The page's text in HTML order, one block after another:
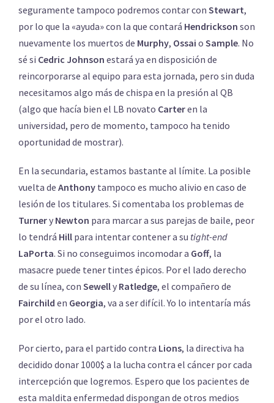
seguramente tampoco podremos contar con Stewart,
por lo que la «ayuda» con la que contará Hendrickson son
nuevamente los muertos de Murphy, Ossai o Sample. No
sé si Cedric Johnson estará ya en disposición de
reincorporarse al equipo para esta jornada, pero sin duda
necesitamos algo más de chispa en la presión al QB
(algo que hacía bien el LB novato Carteren la
universidad, pero de momento, tampoco ha tenido
oportunidad de mostrar).
En la secundaria, estamos bastante al límite. La posible
vuelta de Anthony tampoco es mucho alivio en caso de
lesión de los titulares. Si comentaba los problemas de
Turnery Newton para marcar a sus parejas de baile, peor
lo tendrá Hill para intentar contener a su tight-end
LaPorta. Si no conseguimos incomodar a Goff, la
masacre puede tener tintes épicos. Por el lado derecho
de su línea, con Sewelly Ratledge, el compañero de
Fairchild en Georgia, va a ser difícil. Yo lo intentaría más
por el otro lado.
Por cierto, para el partido contra Lions, la directiva ha
decidido donar 1000$ a la lucha contra el cáncer por cada
intercepción que logremos. Espero que los pacientes de
esta maldita enfermedad dispongan de otros medios